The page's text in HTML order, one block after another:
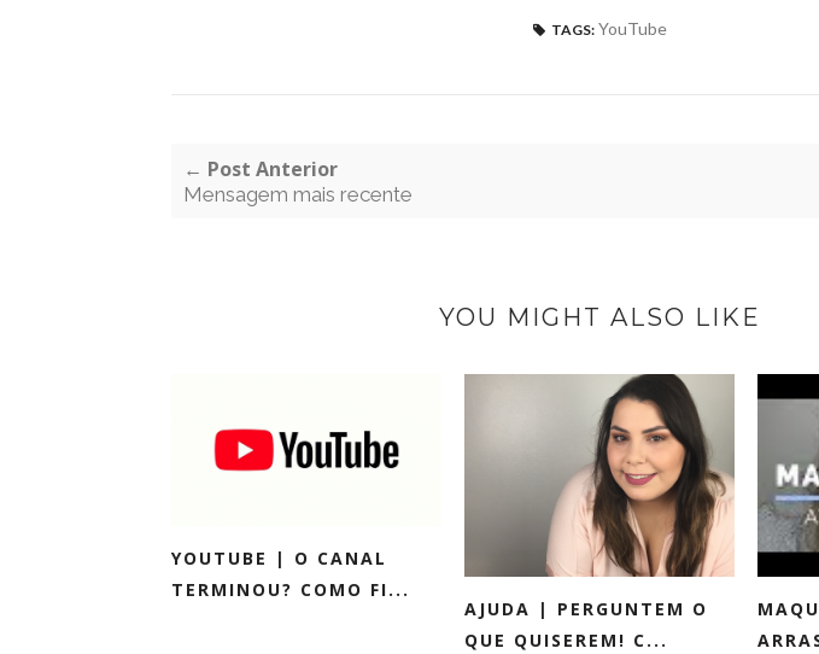
TAGS: YouTube
← Post Anterior
Mensagem mais recente
YOU MIGHT ALSO LIKE
YOUTUBE | O CANAL
TERMINOU? COMO FI...
AJUDA | PERGUNTEM O
QUE QUISEREM! C...